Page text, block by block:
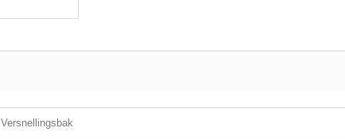
Versnellingsbak